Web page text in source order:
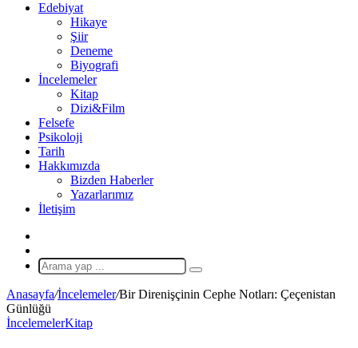
Edebiyat
Hikaye
Şiir
Deneme
Biyografi
İncelemeler
Kitap
Dizi&Film
Felsefe
Psikoloji
Tarih
Hakkımızda
Bizden Haberler
Yazarlarımız
İletişim
Makale
Arama
yap
...
Anasayfa/İncelemeler/Bir Direnişçinin Cephe Notları: Çeçenistan
Günlüğü
İncelemelerKitap